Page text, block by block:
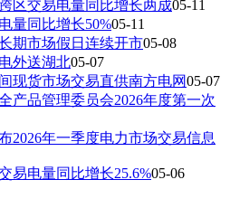
区交易电量同比增长两成05-11
量同比增长50%05-11
期市场假日连续开市05-08
外送湖北05-07
现货市场交易直供南方电网05-07
产品管理委员会2026年度第一次
2026年一季度电力市场交易信息
易电量同比增长25.6%05-06